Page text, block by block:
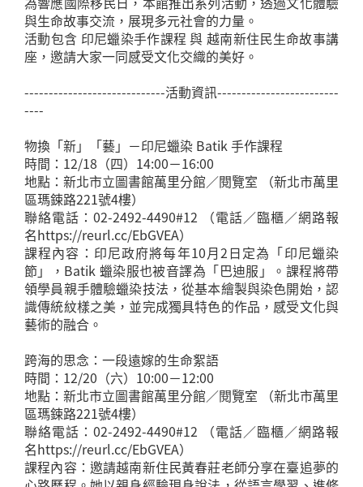
與生命故事交流，展現多元社會的力量。
活動包含 印尼蠟染手作課程 與 越南新住民生命故事講
座，邀請大家一同感受文化交織的美好。
-----------------------------活動資訊-------------------------
----
物換「新」「藝」－印尼蠟染 Batik 手作課程
時間：12/18（四）14:00－16:00
地點：新北市立圖書館萬里分館／閱覽室 （新北市萬里
區瑪鋉路221號4樓）
聯絡電話：02-2492-4490#12 （電話／臨櫃／網路報
名https://reurl.cc/EbGVEA）
課程內容：印尼政府將每年10月2日定為「印尼蠟染
節」，Batik 蠟染服也被音譯為「巴迪服」。課程將帶
領學員親手體驗蠟染技法，從基本繪製與染色開始，認
識傳統紋樣之美，並完成獨具特色的作品，感受文化與
藝術的融合。
跨海的思念：一段遠嫁的生命絮語
時間：12/20（六）10:00－12:00
地點：新北市立圖書館萬里分館／閱覽室 （新北市萬里
區瑪鋉路221號4樓）
聯絡電話：02-2492-4490#12 （電話／臨櫃／網路報
名https://reurl.cc/EbGVEA）
課程內容：邀請越南新住民黃春莊老師分享在臺追夢的